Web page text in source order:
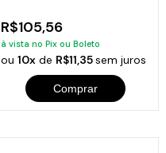
R$105,56
à vista no Pix ou Boleto
ou 10xde R$11,35sem juros
Comprar